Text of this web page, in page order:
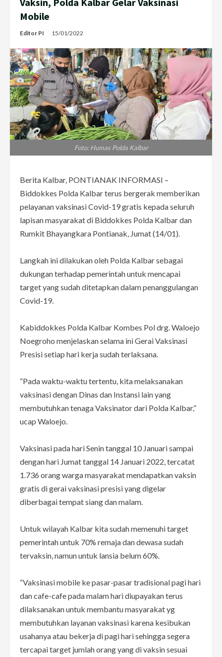
Mobile
Editor PI 15/01/2022
Foto: Humas Polda Kalbar
Berita Kalbar, PONTIANAK INFORMASI –
Biddokkes Polda Kalbar terus bergerak memberikan
pelayanan vaksinasi Covid-19 gratis kepada seluruh
lapisan masyarakat di Biddokkes Polda Kalbar dan
Rumkit Bhayangkara Pontianak, Jumat (14/01).
Langkah ini dilakukan oleh Polda Kalbar sebagai
dukungan terhadap pemerintah untuk mencapai
target yang sudah ditetapkan dalam penanggulangan
Covid-19.
Kabiddokkes Polda Kalbar Kombes Pol drg. Waloejo
Noegroho menjelaskan selama ini Gerai Vaksinasi
Presisi setiap hari kerja sudah terlaksana.
“Pada waktu-waktu tertentu, kita melaksanakan
vaksinasi dengan Dinas dan Instansi lain yang
membutuhkan tenaga Vaksinator dari Polda Kalbar,”
ucap Waloejo.
Vaksinasi pada hari Senin tanggal 10 Januari sampai
dengan hari Jumat tanggal 14 Januari 2022, tercatat
1.736 orang warga masyarakat mendapatkan vaksin
gratis di gerai vaksinasi presisi yang digelar
diberbagai tempat siang dan malam.
Untuk wilayah Kalbar kita sudah memenuhi target
pemerintah untuk 70% remaja dan dewasa sudah
tervaksin, namun untuk lansia belum 60%.
“Vaksinasi mobile ke pasar-pasar tradisional pagi hari
dan cafe-cafe pada malam hari diupayakan terus
dilaksanakan untuk membantu masyarakat yg
membutuhkan layanan vaksinasi karena kesibukan
usahanya atau bekerja di pagi hari sehingga segera
tercapai target jumlah orang yang di vaksin sesuai